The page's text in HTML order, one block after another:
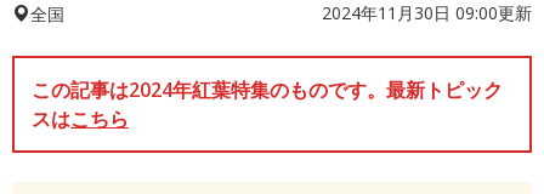
全国 2024年11月30日 09:00更新
この記事は2024年紅葉特集のものです。最新トピック
スはこちら